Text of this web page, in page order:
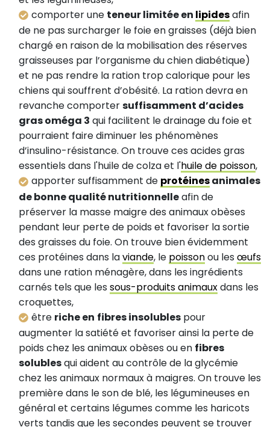
comporter une teneur limitée en lipidesafin
de ne pas surcharger le foie en graisses (déjà bien
chargé en raison de la mobilisation des réserves
graisseuses par l’organisme du chien diabétique)
et ne pas rendre la ration trop calorique pour les
chiens qui souffrent d’obésité. La ration devra en
revanche comportersuffisamment d’acides
gras oméga 3 qui facilitent le drainage du foie et
pourraient faire diminuer les phénomènes
d’insulino-résistance. On trouve ces acides gras
essentiels dans l'huile de colza et l'huile de poisson,
apporter suffisamment de protéinesanimales
de bonne qualité nutritionnelleafin de
préserver la masse maigre des animaux obèses
pendant leur perte de poids et favoriser la sortie
des graisses du foie. On trouve bien évidemment
ces protéines dans laviande, le poissonou les œufs
dans une ration ménagère, dans les ingrédients
carnés tels que les sous-produits animauxdans les
croquettes,
être riche en fibres insolubles pour
augmenter la satiété et favoriser ainsi la perte de
poids chez les animaux obèses ou en fibres
solublesqui aident au contrôle de la glycémie
chez les animaux normaux à maigres. On trouve les
première dans le son de blé, les légumineuses en
général et certains légumes comme les haricots
verts tandis que les secondes peuvent se trouver